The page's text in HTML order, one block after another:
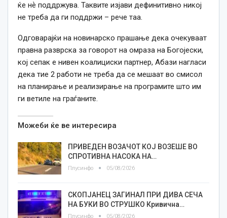
ќе нѐ поддржува. Таквите изјави дефинитивно никој
не треба да ги поддржи – рече таа.
Одговарајќи на новинарско прашање дека очекуваат
правна разврска за говорот на омраза на Богојески,
кој сепак е нивен коалициски партнер, Абази нагласи
дека тие 2 работи не треба да се мешаат во смисол
на планирање и реализирање на програмите што им
ги ветиле на граѓаните.
Можеби ќе ве интересира
ПРИВЕДЕН ВОЗАЧОТ КОЈ ВОЗЕШЕ ВО
СПРОТИВНА НАСОКА НА…
Плусинфо 05/08/2026
СКОПЈАНЕЦ ЗАГИНАЛ ПРИ ДИВА СЕЧА
НА БУКИ ВО СТРУШКО Кривична…
Плусинфо 05/08/2026